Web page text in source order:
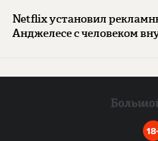
Netflix установил
Анджелесе с человеком